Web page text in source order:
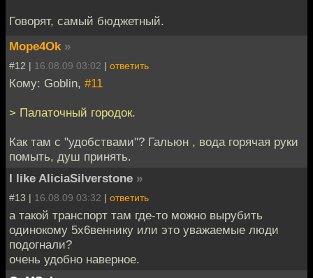
Говорят, самый бюджетный.
Mope4Ok »
#12 | 16.08.09 03:02 | ответить
Кому: Goblin, #11
> Палаточный городок.
Как там с "удобствами"? Гальюн , вода горячая руки
помыть, душ принять.
I like AliciaSilverstone »
#13 | 16.08.09 03:32 | ответить
а такой транспорт там где-то можно вырубить
одинокому 5х6веннику или это уважаемые люди
подогнали?
очень удобно наверное.